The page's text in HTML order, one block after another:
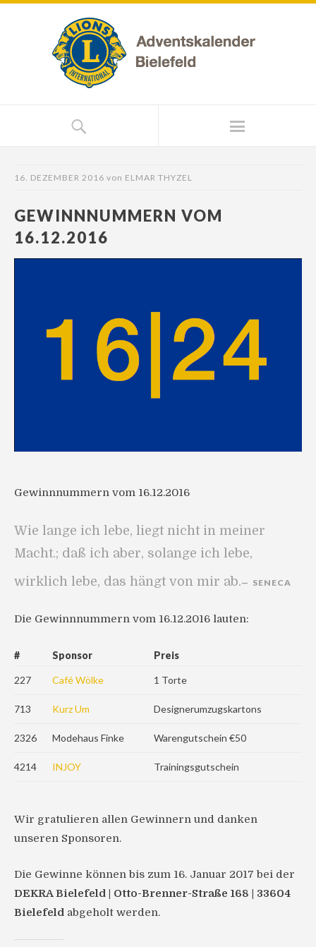
16. DEZEMBER 2016 von ELMAR THYZEL
GEWINNNUMMERN VOM
16.12.2016
Gewinnnummern vom 16.12.2016
Wie lange ich lebe, liegt nicht in meiner
Macht.; daß ich aber, solange ich lebe,
wirklich lebe, das hängt von mir ab.
SENECA
Die Gewinnnummern vom 16.12.2016 lauten:
# Sponsor Preis
227 Café Wölke 1 Torte
713 Kurz Um Designerumzugskartons
2326 Modehaus Finke Warengutschein €50
4214 INJOY Trainingsgutschein
Wir gratulieren allen Gewinnern und danken
unseren Sponsoren.
Die Gewinne können bis zum 16. Januar 2017 bei der
DEKRA Bielefeld | Otto-Brenner-Straße 168 | 33604
Bielefeld abgeholt werden.